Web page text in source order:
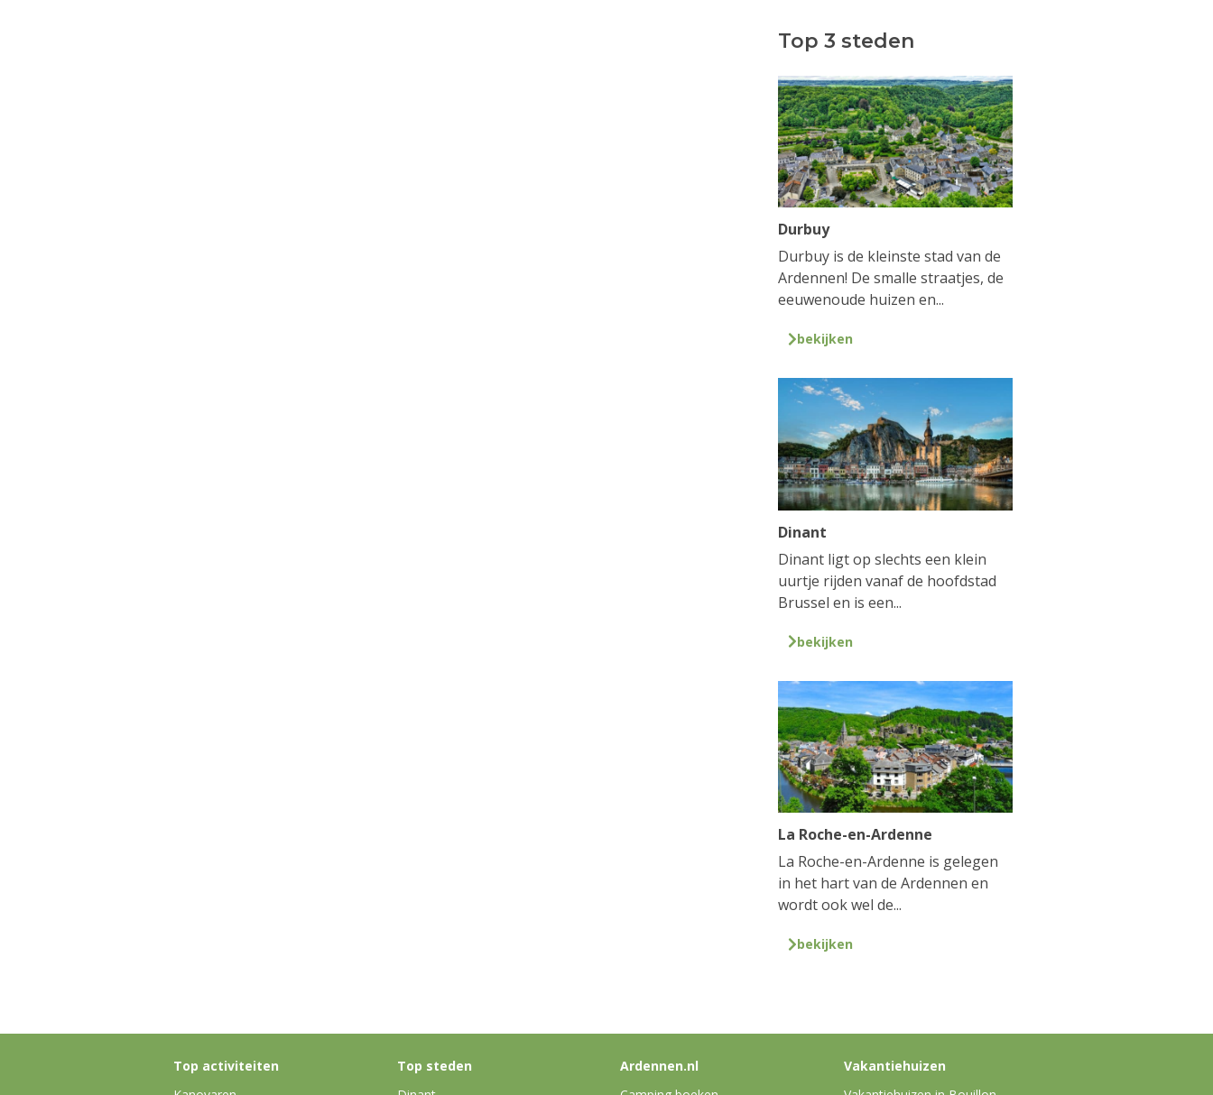
Top 3 steden
Durbuy
Durbuy is de kleinste stad van de
Ardennen! De smalle straatjes, de
eeuwenoude huizen en...
bekijken
Dinant
Dinant ligt op slechts een klein
uurtje rijden vanaf de hoofdstad
Brussel en is een...
bekijken
La Roche-en-Ardenne
La Roche-en-Ardenne is gelegen
in het hart van de Ardennen en
wordt ook wel de...
bekijken
Top activiteiten
Top steden
Ardennen.nl
Vakantiehuizen